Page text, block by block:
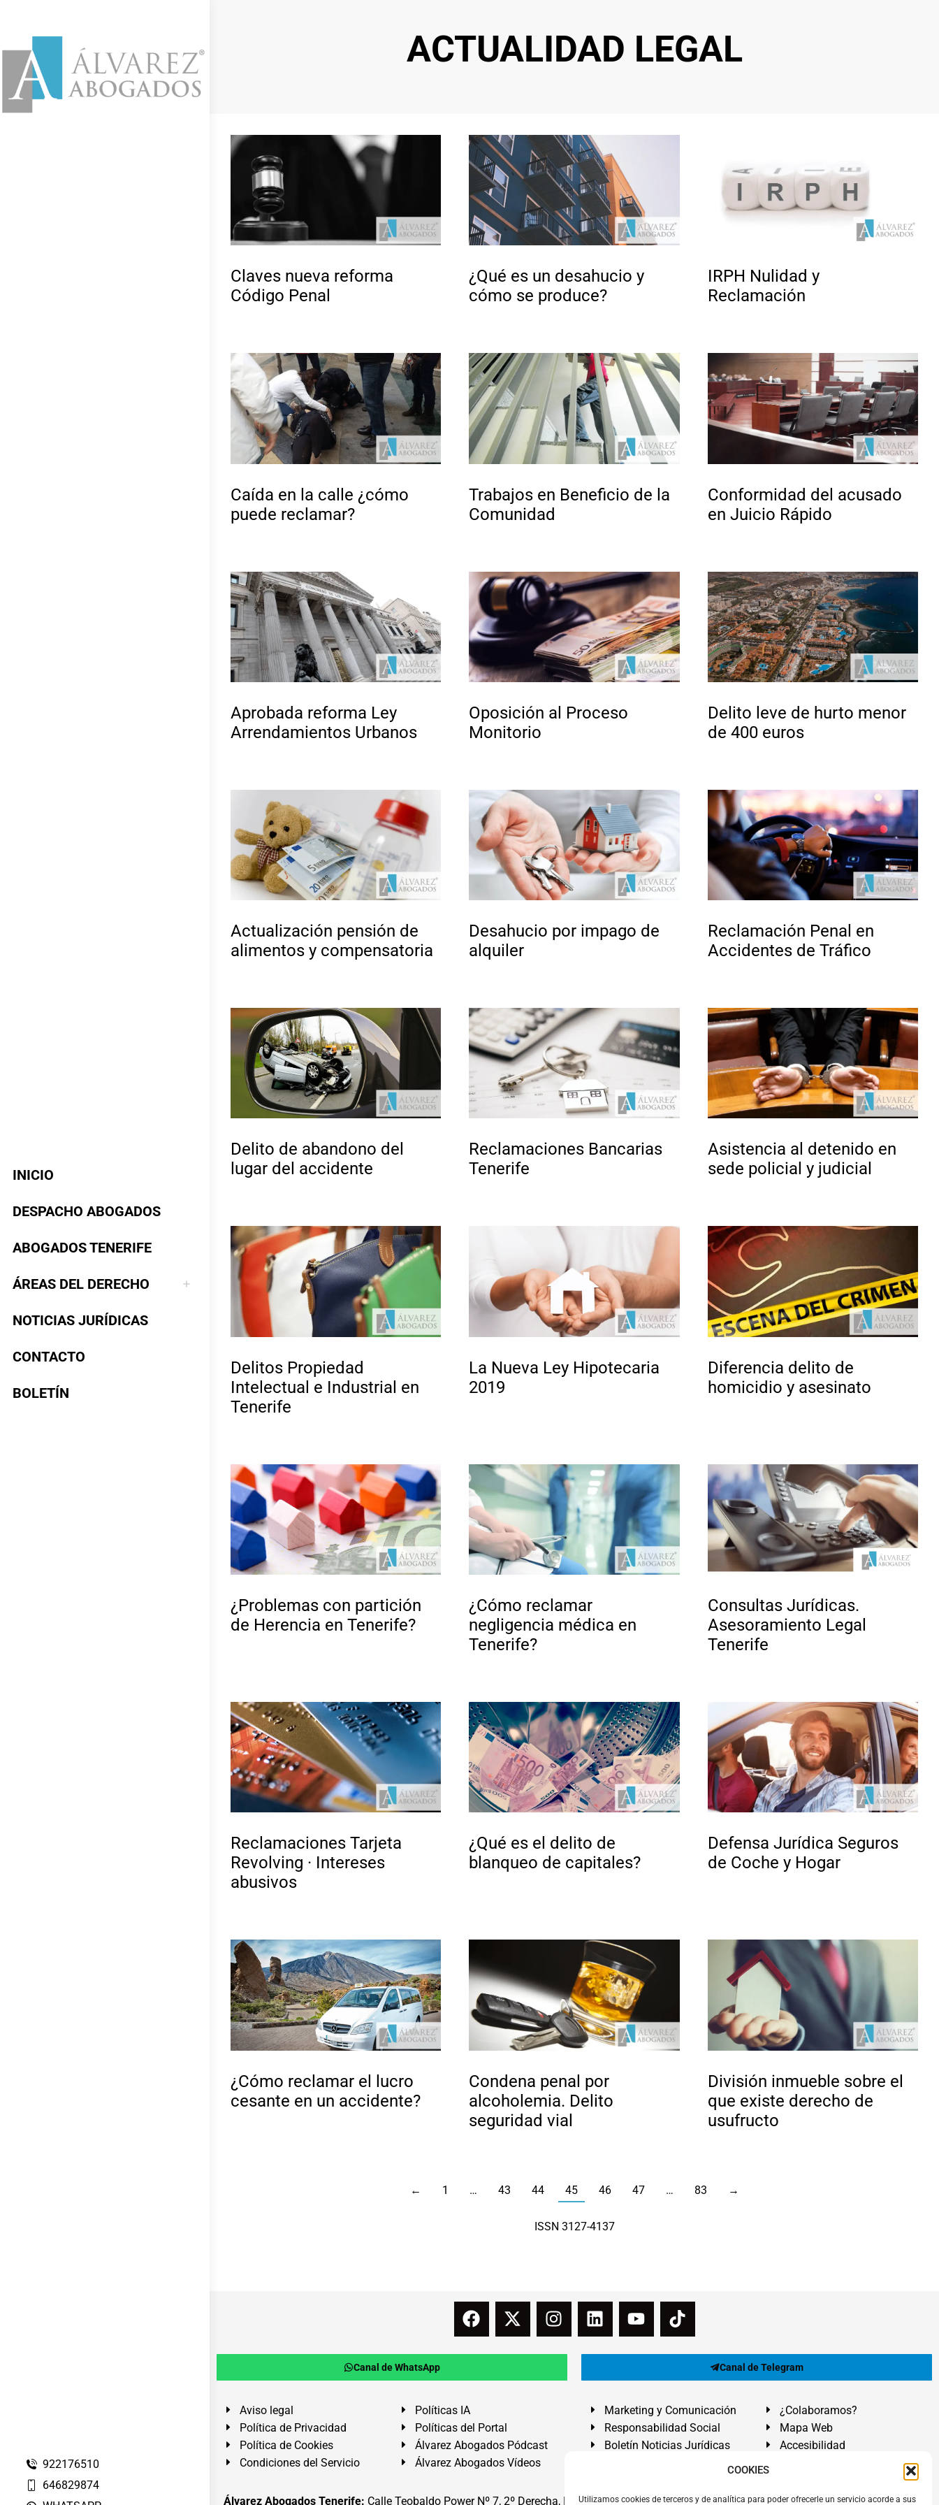
COOKIES
Utilizamos cookies de terceros y de analítica para poder ofrecerle un servicio acorde a sus
INICIO
DESPACHO ABOGADOS
ABOGADOS TENERIFE
ÁREAS DEL DERECHO
NOTICIAS JURÍDICAS
CONTACTO
BOLETÍN
922176510
646829874
ACTUALIDAD LEGAL
Claves nueva reforma
Código Penal
¿Qué es un desahucio y
cómo se produce?
IRPH Nulidad y
Reclamación
Caída en la calle ¿cómo
puede reclamar?
Trabajos en Beneficio de la
Comunidad
Conformidad del acusado
en Juicio Rápido
Aprobada reforma Ley
Arrendamientos Urbanos
Oposición al Proceso
Monitorio
Delito leve de hurto menor
de 400 euros
Actualización pensión de
alimentos y compensatoria
Desahucio por impago de
alquiler
Reclamación Penal en
Accidentes de Tráfico
Delito de abandono del
lugar del accidente
Reclamaciones Bancarias
Tenerife
Asistencia al detenido en
sede policial y judicial
Delitos Propiedad
Intelectual e Industrial en
Tenerife
La Nueva Ley Hipotecaria
2019
Diferencia delito de
homicidio y asesinato
¿Problemas con partición
de Herencia en Tenerife?
¿Cómo reclamar
negligencia médica en
Tenerife?
Consultas Jurídicas.
Asesoramiento Legal
Tenerife
Reclamaciones Tarjeta
Revolving · Intereses
abusivos
¿Qué es el delito de
blanqueo de capitales?
Defensa Jurídica Seguros
de Coche y Hogar
¿Cómo reclamar el lucro
cesante en un accidente?
Condena penal por
alcoholemia. Delito
seguridad vial
División inmueble sobre el
que existe derecho de
usufructo
← 1 … 43 44 45 46 47 … 83 →
ISSN 3127-4137
Canal de WhatsApp Canal de Telegram
Aviso legal
Política de Privacidad
Política de Cookies
Condiciones del Servicio
Políticas IA
Políticas del Portal
Álvarez Abogados Pódcast
Álvarez Abogados Vídeos
Marketing y Comunicación
Responsabilidad Social
Boletín Noticias Jurídicas
¿Colaboramos?
Mapa Web
Accesibilidad
Álvarez Abogados Tenerife: Calle Teobaldo Power Nº 7, 2º Derecha, El Médano, Granadilla de Abona, Santa Cruz de Tenerife. Islas Canarias.